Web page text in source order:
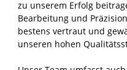
zu unserem Erfolg
Bearbeitung und
bestens vertraut und
unseren hohen